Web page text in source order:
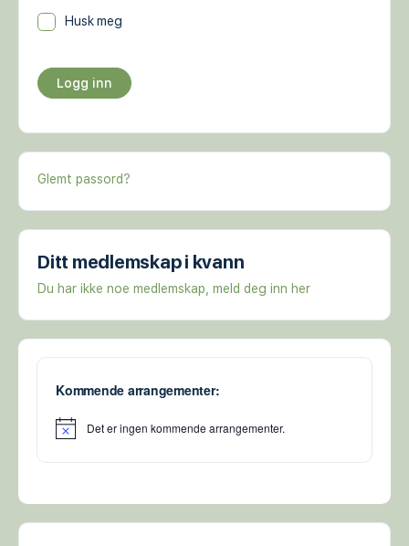
Husk meg
Glemt passord?
Ditt medlemskap i kvann
Du har ikke noe medlemskap, meld deg inn her
Kommende arrangementer:
MerknadDet er ingen kommende arrangementer.